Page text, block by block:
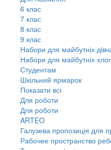
6 клас
7 клас
8 клас
9 клас
Набори для майбутніх
Набори для майбутніх
Студентам
Шкільний ярмарок
Показати всі
Для роботи
Для роботи
ARTEO
Галузева пропозиція для
Рабочее пространство